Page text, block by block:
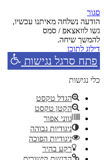
סגור
הודעה נשלחה מאיתנו עכשיו,
גשו לוואצאפ / סמס
להמשך שיחה.
דילוג לתוכן
פתח סרגל נגישות
כלי נגישות
הגדל טקסט
הקטן טקסט
גווני אפור
ניגודיות גבוהה
ניגודיות הפוכה
רקע בהיר